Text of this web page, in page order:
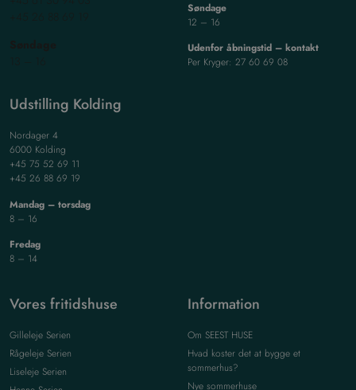
Udstilling Kolding
Nordager 4
6000 Kolding
+45 75 52 69 11
+45 26 88 69 19
Mandag – torsdag
8 – 16
Fredag
8 – 14
Søndage
12 – 16
Udenfor åbningstid – kontakt
Per Kryger: 27 60 69 08
Vores fritidshuse
Gilleleje Serien
Rågeleje Serien
Liseleje Serien
Information
Om SEEST HUSE
Hvad koster det at bygge et
sommerhus?
Nye sommerhuse